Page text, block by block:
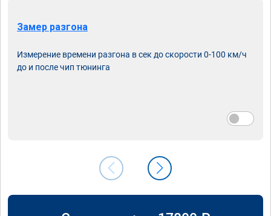
Замер разгона
Измерение времени разгона в сек до скорости 0-100 км/ч
до и после чип тюнинга